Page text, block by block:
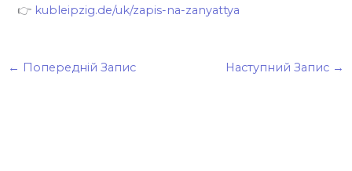
👉 kubleipzig.de/uk/zapis-na-zanyattya
← Попередній Запис Наступний Запис →